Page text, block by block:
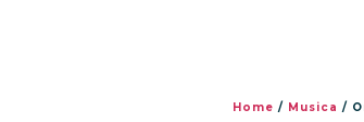
Home / Musica /